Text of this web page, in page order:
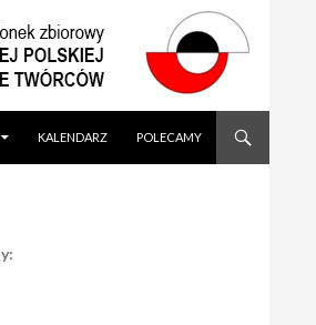
KALENDARZ POLECAMY